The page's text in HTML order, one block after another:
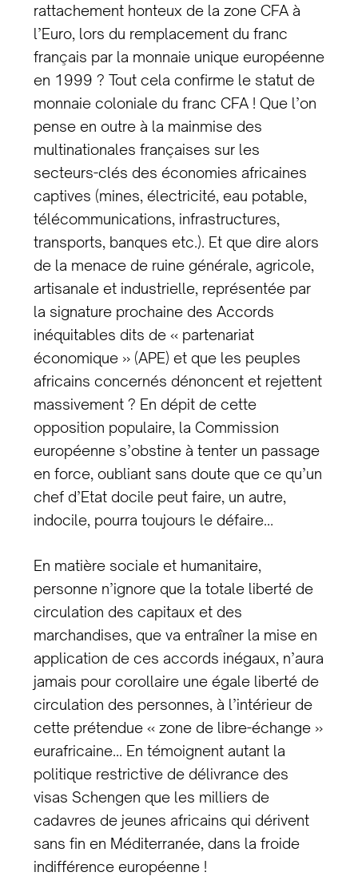
rattachement honteux de la zone CFA à
l’Euro, lors du remplacement du franc
français par la monnaie unique européenne
en 1999 ? Tout cela confirme le statut de
monnaie coloniale du franc CFA ! Que l’on
pense en outre à la mainmise des
multinationales françaises sur les
secteurs-clés des économies africaines
captives (mines, électricité, eau potable,
télécommunications, infrastructures,
transports, banques etc.). Et que dire alors
de la menace de ruine générale, agricole,
artisanale et industrielle, représentée par
la signature prochaine des Accords
inéquitables dits de « partenariat
économique » (APE) et que les peuples
africains concernés dénoncent et rejettent
massivement ? En dépit de cette
opposition populaire, la Commission
européenne s’obstine à tenter un passage
en force, oubliant sans doute que ce qu’un
chef d’Etat docile peut faire, un autre,
indocile, pourra toujours le défaire…
En matière sociale et humanitaire,
personne n’ignore que la totale liberté de
circulation des capitaux et des
marchandises, que va entraîner la mise en
application de ces accords inégaux, n’aura
jamais pour corollaire une égale liberté de
circulation des personnes, à l’intérieur de
cette prétendue « zone de libre-échange »
eurafricaine… En témoignent autant la
politique restrictive de délivrance des
visas Schengen que les milliers de
cadavres de jeunes africains qui dérivent
sans fin en Méditerranée, dans la froide
indifférence européenne !